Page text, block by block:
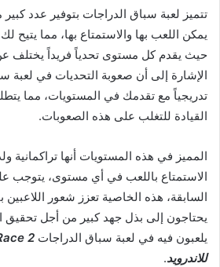
تتميز لعبة سباق الدراجات بتوفير عدد
يمكن اللعب بها والاستمتاع بها، مما يتيح
حيث يقدم كل مستوى تحدياً فريداً يختلف
الإشارة إلى أن صعوبة التحديات في لعبة
تدريجياً مع تقدمك في المستويات، مما
القيادة للتغلب على هذه الصعوبات.
المميز في هذه المستويات أنها تراكمانية
الاستمتاع باللعب في أي مستوى، يتوجب
السابقة، هذه الخاصية تعزز شعور اللاعبين
يحتاجون إلى بذل جهد كبير من أجل تحقيق
يلعبون فيه في لعبة سباق الدراجات 2
للاندرويد.